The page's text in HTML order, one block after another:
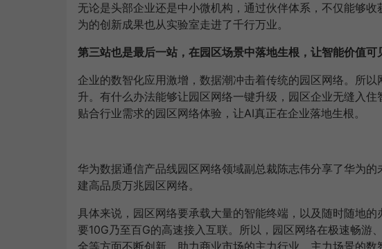
无论是头部企业还是中小微机构，通过伙伴体系，不仅能够
为的创新成果也从实验室走进了千行万业。
第三站也是最后一站，在园区场景中落地生根，让智能价值可
企业的数智化应用激增，数据潮冲击着传统的园区网络。所
升。有什么办法能够让园区网络一键升级，园区企业无缝入
贴合行业需求的园区网络体验，让AI真正在企业落地生根。
华为数据通信产品线园区网络领域副总裁陈志伟分享了华为
建高品质万兆园区网络。
具体来说，园区网络要承载大量的智能终端，以及随时随地
要10G乃至百G的高速接入互联。所以，园区网络在极速畅游
全等方面不断创新，助力商业市场的主力行业、主力场景的数